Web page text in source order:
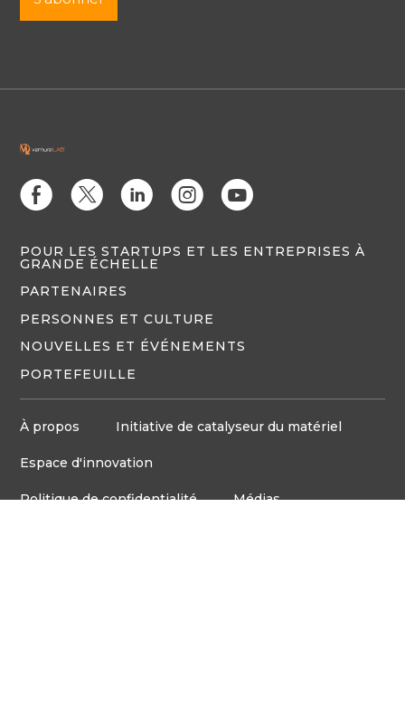
E D C Q M
POUR LES STARTUPS ET LES ENTREPRISES À
GRANDE ÉCHELLE
PARTENAIRES
PERSONNES ET CULTURE
NOUVELLES ET ÉVÉNEMENTS
PORTEFEUILLE
À propos Initiative de catalyseur du matériel
Espace d'innovation
Politique de confidentialité Médias